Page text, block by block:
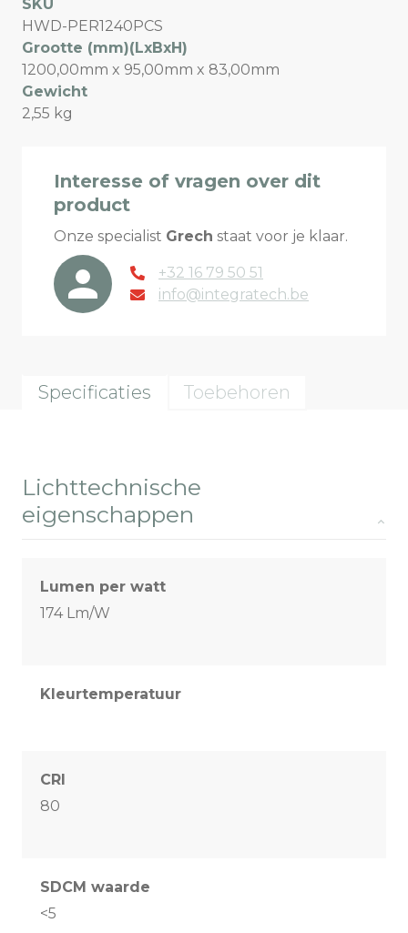
SKU
HWD-PER1240PCS
Grootte (mm)(LxBxH)
1200,00mm x 95,00mm x 83,00mm
Gewicht
2,55 kg
Interesse of vragen over dit
product
Onze specialist Grech staat voor je klaar.
+32 16 79 50 51
info@integratech.be
Specificaties Toebehoren
Lichttechnische
eigenschappen
Lumen per watt
174 Lm/W
Kleurtemperatuur
CRI
80
SDCM waarde
<5